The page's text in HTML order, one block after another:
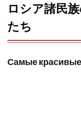
ロシア諸民
たち
Самые